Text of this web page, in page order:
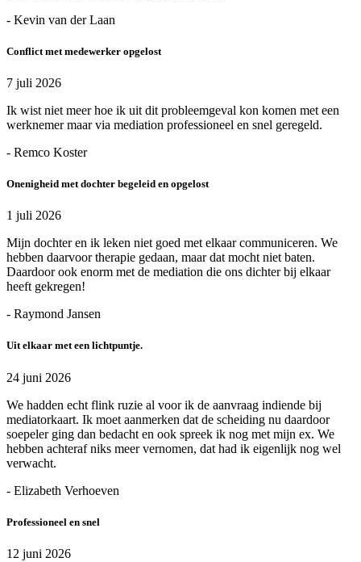
- Kevin van der Laan
Conflict met medewerker opgelost
7 juli 2026
Ik wist niet meer hoe ik uit dit probleemgeval kon komen met een
werknemer maar via mediation professioneel en snel geregeld.
- Remco Koster
Onenigheid met dochter begeleid en opgelost
1 juli 2026
Mijn dochter en ik leken niet goed met elkaar communiceren. We
hebben daarvoor therapie gedaan, maar dat mocht niet baten.
Daardoor ook enorm met de mediation die ons dichter bij elkaar
heeft gekregen!
- Raymond Jansen
Uit elkaar met een lichtpuntje.
24 juni 2026
We hadden echt flink ruzie al voor ik de aanvraag indiende bij
mediatorkaart. Ik moet aanmerken dat de scheiding nu daardoor
soepeler ging dan bedacht en ook spreek ik nog met mijn ex. We
hebben achteraf niks meer vernomen, dat had ik eigenlijk nog wel
verwacht.
- Elizabeth Verhoeven
Professioneel en snel
12 juni 2026